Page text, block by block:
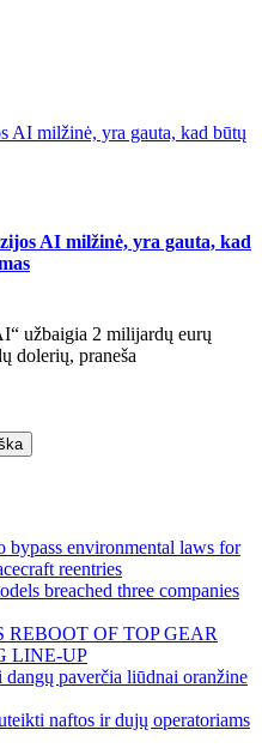
AI milžinė, yra gauta, kad būtų
AI milžinė, yra gauta, kad
užbaigia 2 milijardų eurų
dolerių, praneša
bypass environmental laws for
reentries
breached three companies
REBOOT OF TOP GEAR
LINE-UP
paverčia liūdnai oranžine
naftos ir dujų operatoriams